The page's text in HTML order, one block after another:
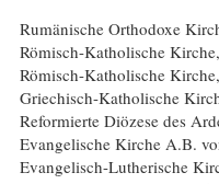
Rumänische Orthodoxe
Römisch-Katholische
Römisch-Katholische
Griechisch-Katholische
Reformierte Diözese des
Evangelische Kirche A.B.
Evangelisch-Lutherische